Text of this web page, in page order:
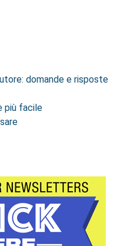
domande e risposte
più facile